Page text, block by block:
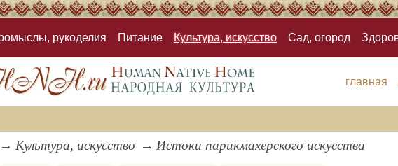
рукоделия Питание Культура, искусство Сад, огород
главная
Культура, искусство
Истоки парикмахерского искусства